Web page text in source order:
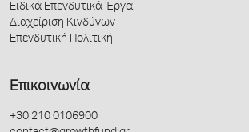
Ειδικά Επενδυτικά Έργα
Διαχείριση Κινδύνων
Επενδυτική Πολιτική
Επικοινωνία
+30 210 0106900